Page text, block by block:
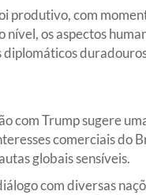
produtivo, com
os aspectos
diplomáticos
com Trump sugere
comerciais do
globais sensíveis.
com diversas